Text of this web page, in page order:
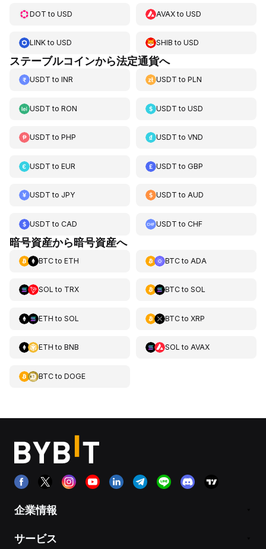
DOT to USD AVAXtoUSD
LINKto USD SHIB toUSD
ステーブルコインから法定通貨へ
USDT to INR USDT toPLN
USDT to RON USDT toUSD
USDT to PHP USDT toVND
USDT to EUR USDT toGBP
USDT to JPY USDT toAUD
USDT to CAD USDT toCHF
暗号資産から暗号資産へ
BTCto ETH BTCto ADA
SOL to TRX BTCto SOL
ETH to SOL BTCto XRP
ETH to BNB SOL to AVAX
BTCto DOGE
企業情報
サービス